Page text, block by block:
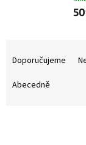
Doporučujeme
Abecedně